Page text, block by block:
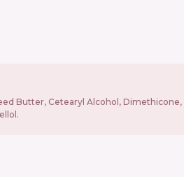
Butter, Cetearyl Alcohol,